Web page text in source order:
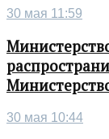
30 мая 11:59
30 мая 10:44